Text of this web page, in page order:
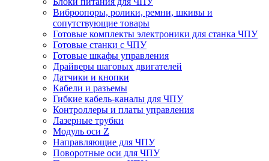
Виброопоры, ролики, ремни, шкивы и
сопутствующие товары
Готовые комплекты электроники для станка ЧПУ
Готовые станки с ЧПУ
Готовые шкафы управления
Драйверы шаговых двигателей
Датчики и кнопки
Кабели и разъемы
Гибкие кабель-каналы для ЧПУ
Контроллеры и платы управления
Лазерные трубки
Модуль оси Z
Направляющие для ЧПУ
Поворотные оси для ЧПУ